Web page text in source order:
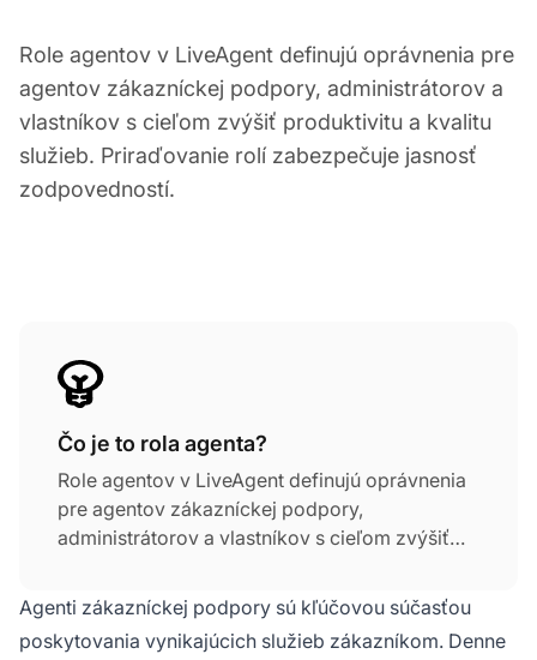
Role agentov v LiveAgent definujú oprávnenia pre
agentov zákazníckej podpory, administrátorov a
vlastníkov s cieľom zvýšiť produktivitu a kvalitu
služieb. Priraďovanie rolí zabezpečuje jasnosť
zodpovedností.
Čo je to rola agenta?
Role agentov v LiveAgent definujú oprávnenia
pre agentov zákazníckej podpory,
administrátorov a vlastníkov s cieľom zvýšiť
zabezpečuje jasnosť zodpovedností a zvyšuje
efektivitu pri správe interakcií so zákazníkmi.
Agenti zákazníckej podpory sú kľúčovou súčasťou
poskytovania vynikajúcich služieb zákazníkom. Denne